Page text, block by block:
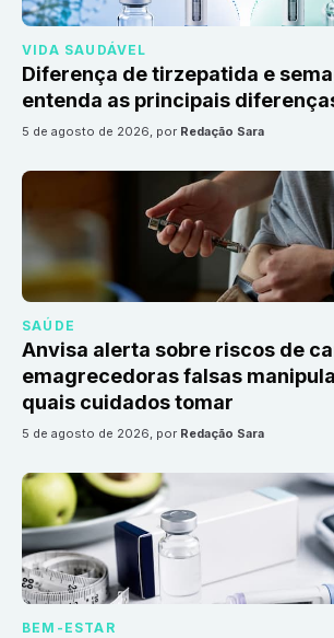
VIDA SAUDÁVEL
Diferença de tirzepatida e
entenda as principais
5 de agosto de 2026, por Redação Sara
SAÚDE
Anvisa alerta sobre riscos de
emagrecedoras falsas
quais cuidados tomar
5 de agosto de 2026, por Redação Sara
BEM-ESTAR